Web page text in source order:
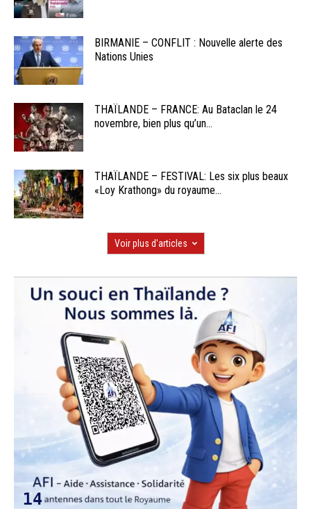
BIRMANIE – CONFLIT : Nouvelle alerte des
Nations Unies
THAÏLANDE – FRANCE: Au Bataclan le 24
novembre, bien plus qu’un...
THAÏLANDE – FESTIVAL: Les six plus beaux
«Loy Krathong» du royaume...
Voir plus d'articles